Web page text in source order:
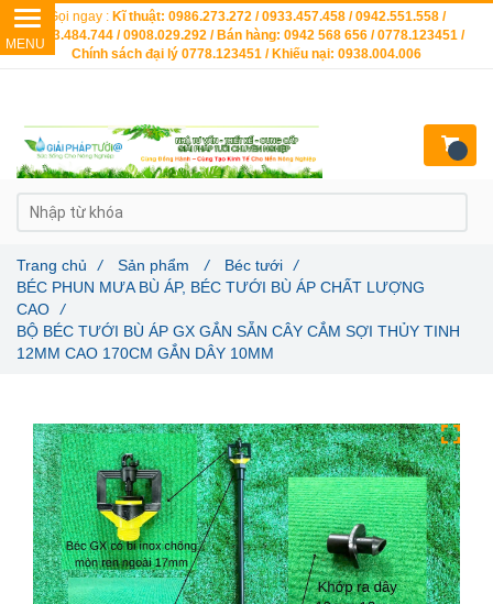
Trang chủ / Sản phẩm / Béc tưới
/
BÉC PHUN MƯA BÙ ÁP, BÉC TƯỚI BÙ ÁP CHẤT LƯỢNG
CAO
/
BỘ BÉC TƯỚI BÙ ÁP GX GẮN SẴN CÂY CẮM SỢI THỦY TINH
12MM CAO 170CM GẮN DÂY 10MM
Gọi ngay : Kĩ thuật: 0986.273.272 / 0933.457.458 / 0942.551.558 /
0903.484.744 / 0908.029.292 / Bán hàng: 0942 568 656 / 0778.123451 /
Chính sách đại lý 0778.123451 / Khiếu nại: 0938.004.006